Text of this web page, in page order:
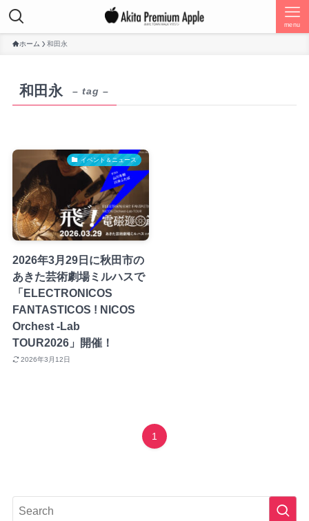
menu
ホーム 和田永
和田永 – tag –
イベント＆ニュース
2026年3月29日に秋田市の
あきた芸術劇場ミルハスで
「ELECTRONICOS
FANTASTICOS ! NICOS
Orchest -Lab
TOUR2026」開催！
2026年3月12日
1